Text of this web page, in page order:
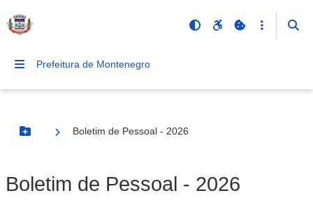
Prefeitura de Montenegro
Botão Menu
Boletim de Pessoal - 2026
Boletim de Pessoal - 2026